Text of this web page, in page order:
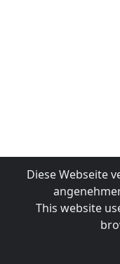
Diese Webseite
This website